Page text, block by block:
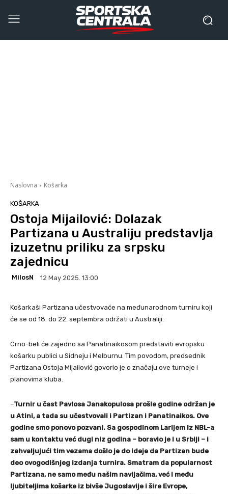
Naslovna Košarka
KOŠARKA
Ostoja Mijailović: Dolazak
Partizana u Australiju predstavlja
izuzetnu priliku za srpsku
zajednicu
MilosN 12 May 2025. 13:00
Košarkaši Partizana učestvovaće na međunarodnom turniru koji
će se od 18. do 22. septembra održati u Australiji.
Crno-beli će zajedno sa Panatinaikosom predstaviti evropsku
košarku publici u Sidneju i Melburnu. Tim povodom, predsednik
Partizana Ostoja Mijailović govorio je o značaju ove turneje i
planovima kluba.
–Turnir u čast Pavlosa Janakopulosa prošle godine održan je
u Atini, a tada su učestvovali i Partizan i Panatinaikos. Ove
godine smo ponovo pozvani. Sa gospodinom Larijem iz NBL-a
sam u kontaktu već dugi niz godina – boravio je i u Srbiji – i
zahvaljujući tim vezama došlo je do ideje da Partizan bude
deo ovogodišnjeg izdanja turnira. Smatram da popularnost
Partizana, ne samo među našim navijačima, već i među
ljubiteljima košarke iz bivše Jugoslavije i šire Evrope,